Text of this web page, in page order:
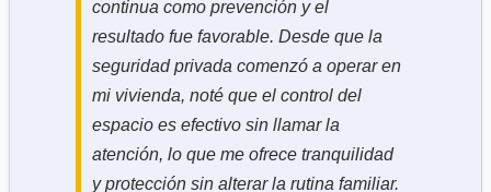
continua como prevención y el
resultado fue favorable. Desde que la
seguridad privada comenzó a operar en
mi vivienda, noté que el control del
espacio es efectivo sin llamar la
atención, lo que me ofrece tranquilidad
y protección sin alterar la rutina familiar.